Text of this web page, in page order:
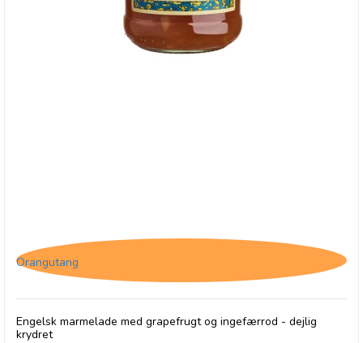
Orangutang
Engelsk marmelade med grapefrugt og ingefærrod - dejlig
krydret